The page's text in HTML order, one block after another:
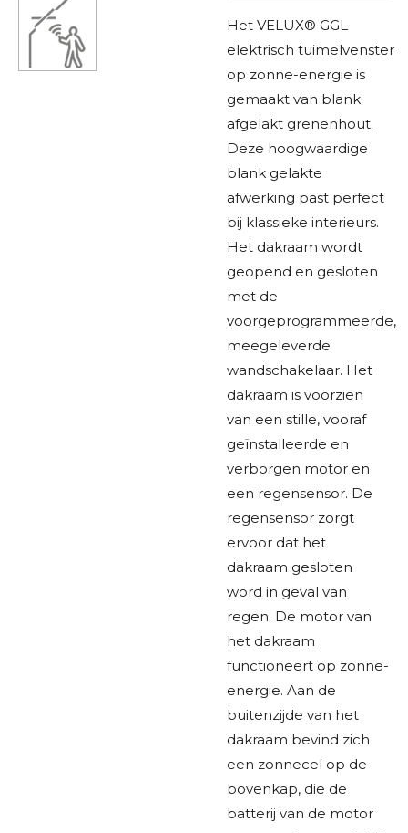
Het VELUX® GGL
elektrisch tuimelvenster
op zonne-energie is
gemaakt van blank
afgelakt grenenhout.
Deze hoogwaardige
blank gelakte
afwerking past perfect
bij klassieke interieurs.
Het dakraam wordt
geopend en gesloten
met de
voorgeprogrammeerde,
meegeleverde
wandschakelaar. Het
dakraam is voorzien
van een stille, vooraf
geïnstalleerde en
verborgen motor en
een regensensor. De
regensensor zorgt
ervoor dat het
dakraam gesloten
word in geval van
regen. De motor van
het dakraam
functioneert op zonne-
energie. Aan de
buitenzijde van het
dakraam bevind zich
een zonnecel op de
bovenkap, die de
batterij van de motor